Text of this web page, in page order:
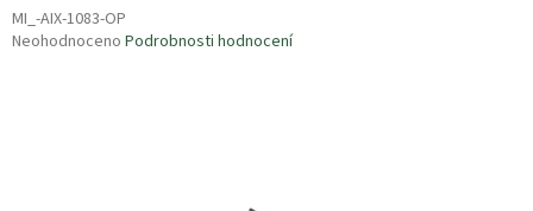
MI_-AIX-1083-OP
Průměrné
Neohodnoceno Podrobnosti hodnocení